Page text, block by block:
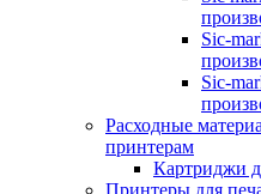
Sic-
Sic-
Расходные
принтерам
Картриджи
Принтеры для